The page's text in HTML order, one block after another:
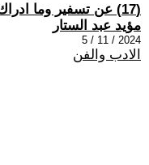
(17) عن تسفير وما ادراك ما التسفير
مؤيد عبد الستار
2024 / 11 / 5
الادب والفن